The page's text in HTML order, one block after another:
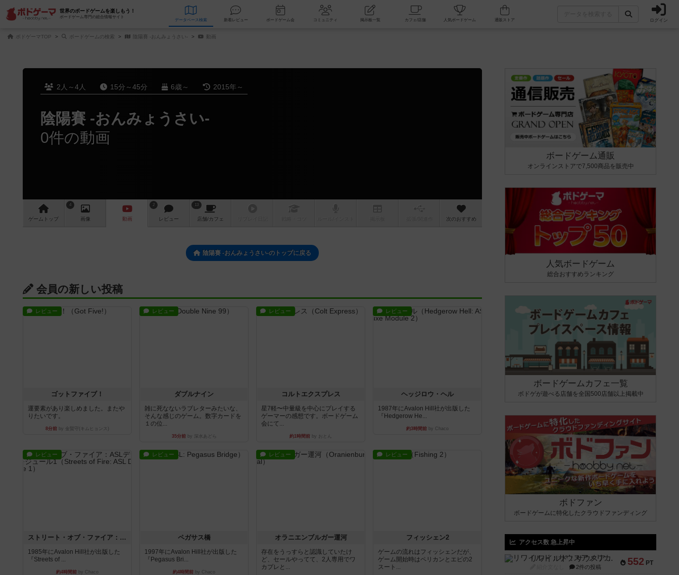
世界のボードゲームを楽しもう！
ボードゲーム専門の総合情報サイト
データベース 検索 新着レビュー ボードゲーム会 コミュニティ 掲示板一覧 カフェ/店舗 人気ボードゲーム ログイン
ボドゲーマTOP ボードゲームの検索 陰陽賽 -おんみょうさい- 動画
2人～4人 15分～45分 6歳～ 2015年～
陰陽賽 -おんみょうさい-
0件の動画
ゲーム トップ
4
画像 動画
2
レビュー
13
店舗/カフェ 次のおすすめ
陰陽賽 -おんみょうさい-のトップに戻る
会員の新しい投稿
レビュー
ゴットファイブ！
運要素があり楽しめました。またや
りたいです。
8分前 by 金賢守(キムヒョンス)
レビュー
ダブルナイン
雑に死なないラブレターみたいな、
そんな感じのゲーム。数字カードを
１の位...
35分前by 深水あどら
レビュー
コルトエクスプレス
星7軽〜中量級を中心にプレイする
ゲーマーの感想です。ボードゲーム
会にて...
約1時間前 by おとん
レビュー
ヘッジロウ・ヘル
1987年にAvalon Hill社が出版した
『Hedgerow He...
約3時間前 by Chaco
レビュー
ストリート・オブ・ファイア：ASLデラックスモジュール1
1985年にAvalon Hill社が出版した
『Streets of ...
約4時間前 by Chaco
レビュー
ペガサス橋
1997年にAvalon Hill社が出版した
『Pegasus Bri...
約4時間前 by Chaco
レビュー
オラニエンブルガー運河
存在をうっすらと認識していたけ
ど、セールやってて、2人専用でワ
カプレと...
レビュー
フィッシェン2
ゲームの流れはフィッシェンだが、
ゲーム開始時はペリカンとエビの2
スート...
ボードゲーム通販
オンラインストアで7,500商品を販売中
人気ボードゲーム
総合おすすめランキング
ボードゲームカフェ一覧
ボドゲが遊べる店舗を全国500店舗以上掲載中
ボドファン
ボードゲームに特化したクラウドファンディング
アクセス数 急上昇中
552 PT
リワイルド：サウスアメリカ
2件の投稿